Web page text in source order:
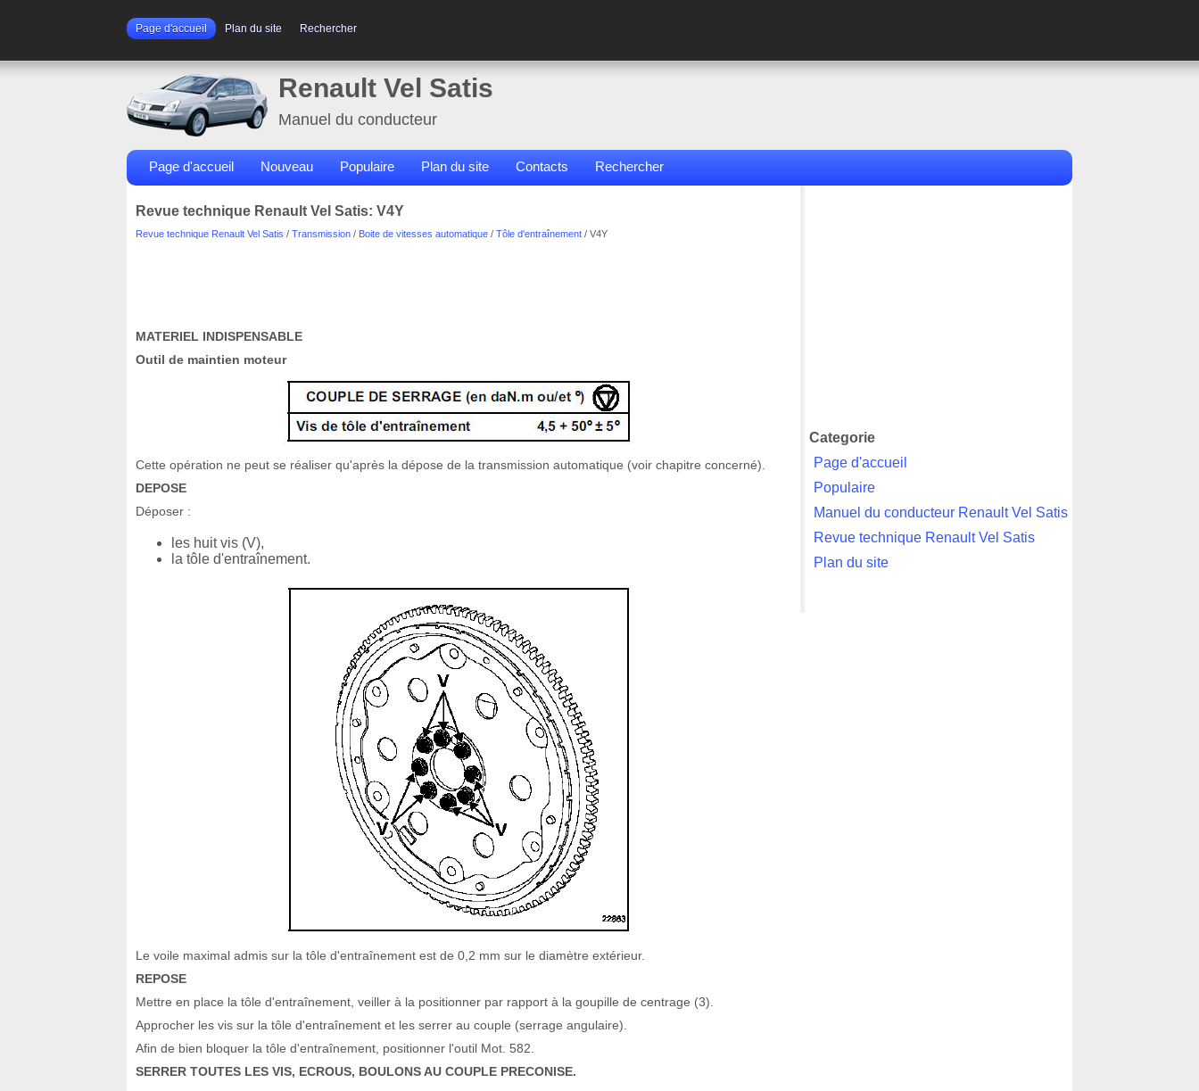
Page d'accueil Plan du site Rechercher
Renault Vel Satis
Manuel du conducteur
Page d'accueil Nouveau Populaire Plan du site Contacts Rechercher
Revue technique Renault Vel Satis: V4Y
Revue technique Renault Vel Satis / Transmission / Boite de vitesses automatique / Tôle d'entraînement / V4Y
MATERIEL INDISPENSABLE
Outil de maintien moteur
Cette opération ne peut se réaliser qu'après la dépose de la transmission automatique (voir chapitre concerné).
DEPOSE
Déposer :
les huit vis (V),
la tôle d'entraînement.
Le voile maximal admis sur la tôle d'entraînement est de 0,2 mm sur le diamètre extérieur.
REPOSE
Mettre en place la tôle d'entraînement, veiller à la positionner par rapport à la goupille de centrage (3).
Approcher les vis sur la tôle d'entraînement et les serrer au couple (serrage angulaire).
Afin de bien bloquer la tôle d'entraînement, positionner l'outil Mot. 582.
SERRER TOUTES LES VIS, ECROUS, BOULONS AU COUPLE PRECONISE.
Categorie
Page d'accueil
Populaire
Manuel du conducteur Renault Vel Satis
Revue technique Renault Vel Satis
Plan du site